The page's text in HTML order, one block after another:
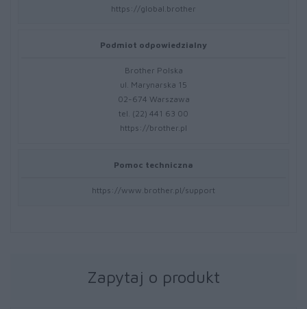
https://global.brother
Podmiot odpowiedzialny
Brother Polska
ul. Marynarska 15
02-674 Warszawa
tel. (22) 441 63 00
https://brother.pl
Pomoc techniczna
https://www.brother.pl/support
Zapytaj o produkt